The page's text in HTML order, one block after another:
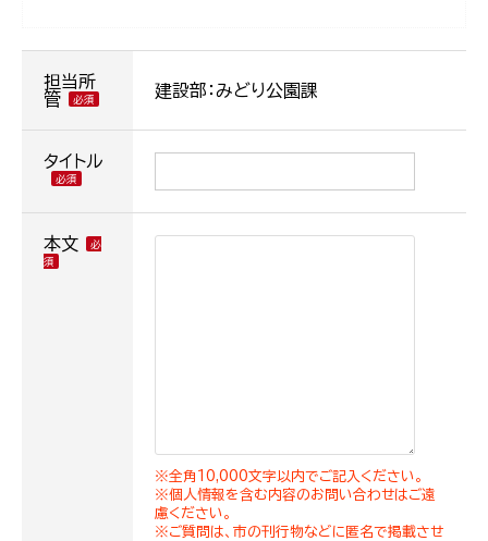
担当所
管
建設部：みどり公園課
タイトル
本文
※全角10,000文字以内でご記入ください。
※個人情報を含む内容のお問い合わせはご遠
慮ください。
※ご質問は、市の刊行物などに匿名で掲載させ